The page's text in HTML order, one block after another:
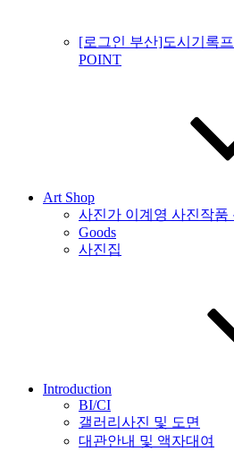
[로그인 부산]도시기록
POINT
Art Shop
사진가 이계영 사진작품
Goods
사진집
Introduction
BI/CI
갤러리사진 및 도면
대관안내 및 액자대여